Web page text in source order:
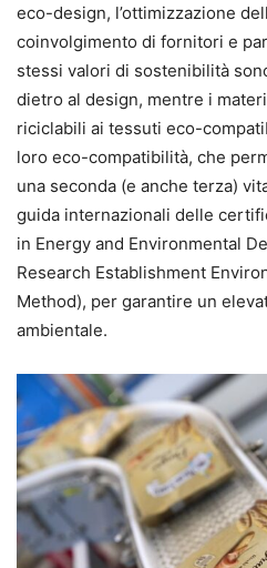
eco-design, l’ottimizzazione
coinvolgimento di fornitori e
stessi valori di sostenibilità
dietro al design, mentre i
riciclabili ai tessuti eco-
loro eco-compatibilità, che
una seconda (e anche terza)
guida internazionali delle
in Energy and Environmental
Research Establishment
Method), per garantire un
ambientale.